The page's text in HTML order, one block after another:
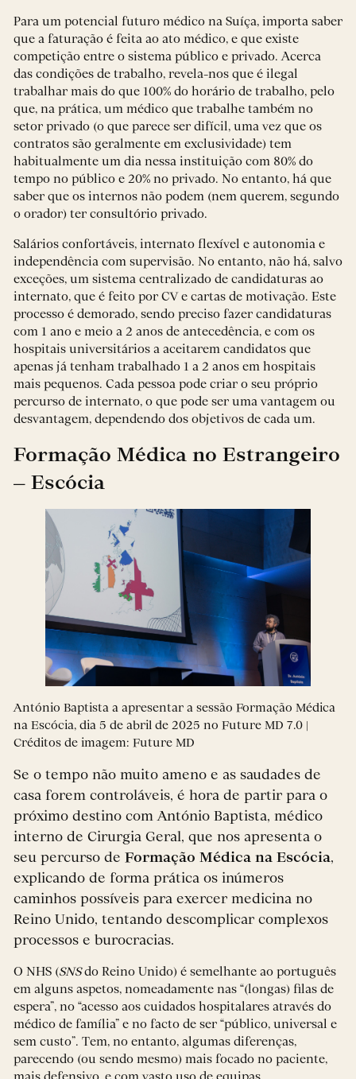
Para um potencial futuro médico na Suíça, importa saber
que a faturação é feita ao ato médico, e que existe
competição entre o sistema público e privado. Acerca
das condições de trabalho, revela-nos que é ilegal
trabalhar mais do que 100% do horário de trabalho, pelo
que, na prática, um médico que trabalhe também no
setor privado (o que parece ser difícil, uma vez que os
contratos são geralmente em exclusividade) tem
habitualmente um dia nessa instituição com 80% do
tempo no público e 20% no privado. No entanto, há que
saber que os internos não podem (nem querem, segundo
o orador) ter consultório privado.
Salários confortáveis, internato flexível e autonomia e
independência com supervisão. No entanto, não há, salvo
exceções, um sistema centralizado de candidaturas ao
internato, que é feito por CV e cartas de motivação. Este
processo é demorado, sendo preciso fazer candidaturas
com 1 ano e meio a 2 anos de antecedência, e com os
hospitais universitários a aceitarem candidatos que
apenas já tenham trabalhado 1 a 2 anos em hospitais
mais pequenos. Cada pessoa pode criar o seu próprio
percurso de internato, o que pode ser uma vantagem ou
desvantagem, dependendo dos objetivos de cada um.
Formação Médica no Estrangeiro
– Escócia
António Baptista a apresentar a sessão Formação Médica
na Escócia, dia 5 de abril de 2025 no Future MD 7.0 |
Créditos de imagem: Future MD
Se o tempo não muito ameno e as saudades de
casa forem controláveis, é hora de partir para o
próximo destino com António Baptista, médico
interno de Cirurgia Geral, que nos apresenta o
seu percurso de Formação Médica na Escócia,
explicando de forma prática os inúmeros
caminhos possíveis para exercer medicina no
Reino Unido, tentando descomplicar complexos
processos e burocracias.
O NHS (SNSdo Reino Unido) é semelhante ao português
em alguns aspetos, nomeadamente nas “(longas) filas de
espera”, no “acesso aos cuidados hospitalares através do
médico de família” e no facto de ser “público, universal e
sem custo”. Tem, no entanto, algumas diferenças,
parecendo (ou sendo mesmo) mais focado no paciente,